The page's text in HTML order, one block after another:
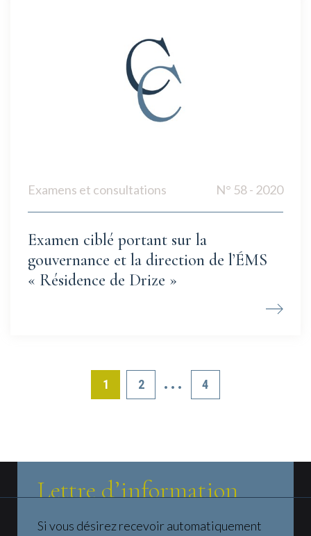
Examens et consultations N° 58 - 2020
Examen ciblé portant sur la
gouvernance et la direction de l’ÉMS
« Résidence de Drize »
1 2 … 4
Lettre d’information
Si vous désirez recevoir automatiquement